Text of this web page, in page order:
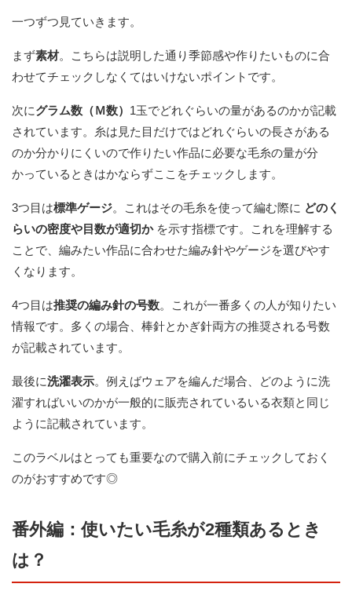
一つずつ見ていきます。
まず素材。こちらは説明した通り季節感や作りたいものに合
わせてチェックしなくてはいけないポイントです。
次にグラム数（Ｍ数） 1玉でどれぐらいの量があるのかが記載
されています。糸は見た目だけではどれぐらいの長さがある
のか分かりにくいので作りたい作品に必要な毛糸の量が分
かっているときはかならずここをチェックします。
3つ目は標準ゲージ。これはその毛糸を使って編む際に どのく
らいの密度や目数が適切かを示す指標です。これを理解する
ことで、編みたい作品に合わせた編み針やゲージを選びやす
くなります。
4つ目は推奨の編み針の号数。これが一番多くの人が知りたい
情報です。多くの場合、棒針とかぎ針両方の推奨される号数
が記載されています。
最後に洗濯表示。例えばウェアを編んだ場合、どのように洗
濯すればいいのかが一般的に販売されているいる衣類と同じ
ように記載されています。
このラベルはとっても重要なので購入前にチェックしておく
のがおすすめです◎
番外編：使いたい毛糸が2種類あるとき
は？